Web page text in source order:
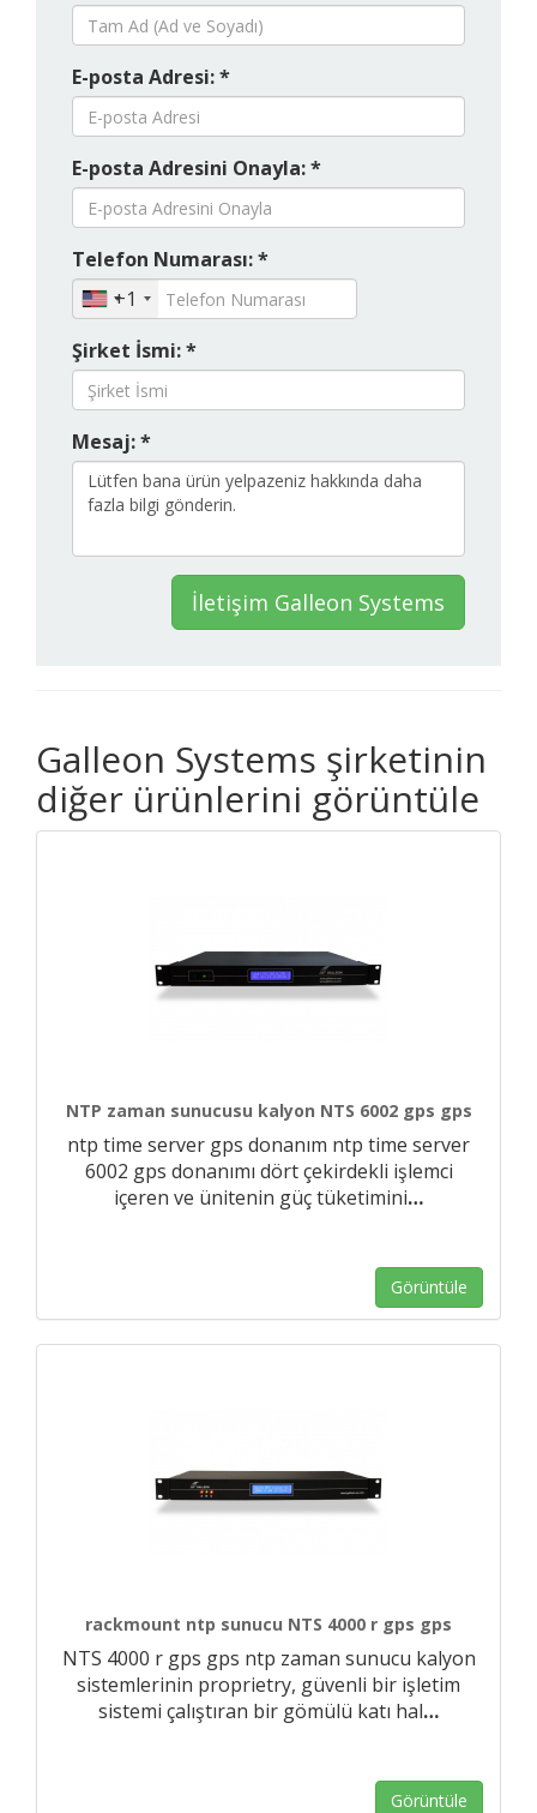
E-posta Adresi: *
E-posta Adresini Onayla: *
Telefon Numarası: *
+1
Şirket İsmi: *
Mesaj: *
İletişim Galleon Systems
Galleon Systems şirketinin
diğer ürünlerini görüntüle
NTP zaman sunucusu kalyon NTS 6002 gps gps
ntp time server gps donanım ntp time server
6002 gps donanımı dört çekirdekli işlemci
içeren ve ünitenin güç tüketimini…
Görüntüle
rackmount ntp sunucu NTS 4000 r gps gps
NTS 4000 r gps gps ntp zaman sunucu kalyon
sistemlerinin proprietry, güvenli bir işletim
sistemi çalıştıran bir gömülü katı hal…
Görüntüle